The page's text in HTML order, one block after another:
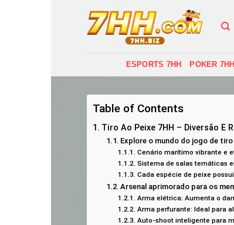
ESPORTS 7HH POKER 7HH
Table of Contents
Tiro Ao Peixe 7HH – Diversão E
Explore o mundo do jogo de tiro
Cenário marítimo vibrante e
Sistema de salas temáticas
Cada espécie de peixe
Arsenal aprimorado para os
Arma elétrica: Aumenta o
Arma perfurante: Ideal para
Auto-shoot inteligente para